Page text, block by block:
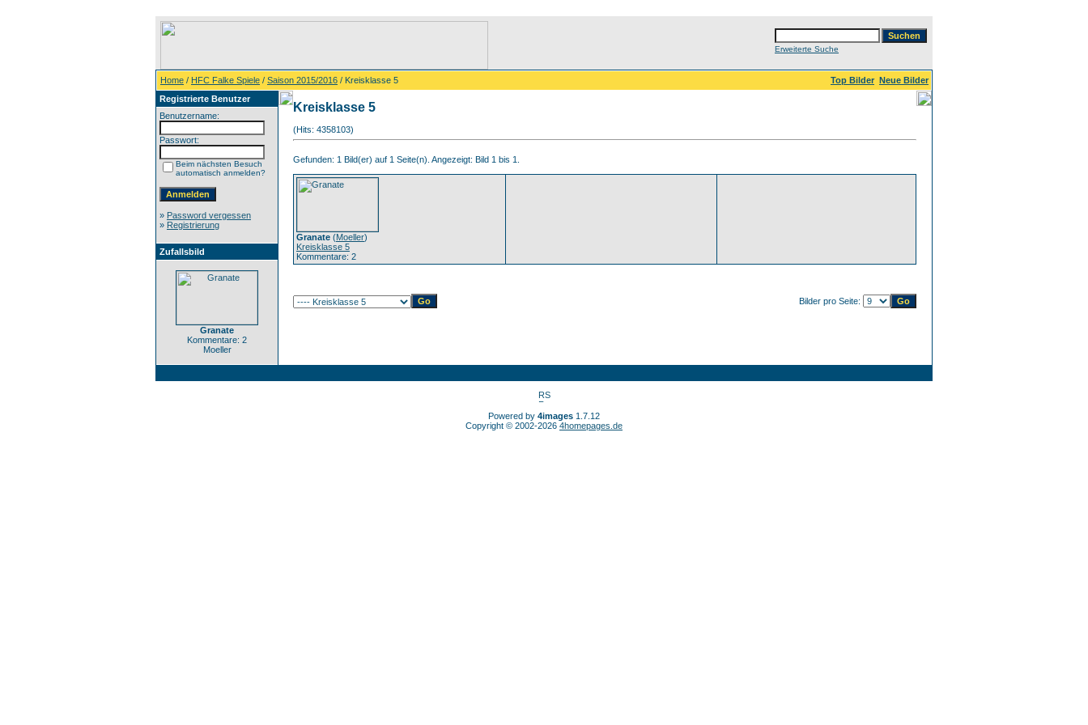
Erweiterte Suche
Home / HFC Falke Spiele / Saison 2015/2016 / Kreisklasse 5 Top Bilder Neue Bilder
Registrierte Benutzer
Benutzername:
Passwort:
Beim nächsten Besuch
automatisch anmelden?
» Password vergessen
» Registrierung
Zufallsbild
Granate
Kommentare: 2
Moeller
Kreisklasse 5
(Hits: 4358103)
Gefunden: 1 Bild(er) auf 1 Seite(n). Angezeigt: Bild 1 bis 1.
Granate (Moeller)
Kreisklasse 5
Kommentare: 2
Bilder pro Seite:
Powered by 4images 1.7.12
Copyright © 2002-2026 4homepages.de